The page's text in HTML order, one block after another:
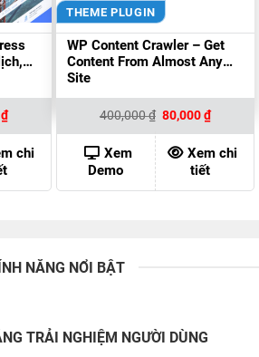
₫.
₫Giá
hiện
tại
là:
80,000 ₫.
chi
THEME PLUGIN
WP Content Crawler – Get
Content From Almost Any
Site
400,000₫ Giá
gốc
là:
400,000 ₫.
80,000₫Giá
hiện
tại
là:
80,000
Xem
Demo
Xem chi
tiết
NĂNG NỔI BẬT
TRẢI NGHIỆM NGƯỜI DÙNG